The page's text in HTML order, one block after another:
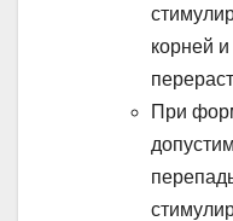
корней
При